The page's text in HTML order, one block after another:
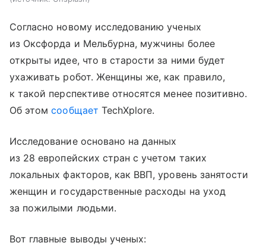
Согласно новому исследованию ученых
из Оксфорда и Мельбурна, мужчины более
открыты идее, что в старости за ними будет
ухаживать робот. Женщины же, как правило,
к такой перспективе относятся менее позитивно.
Об этомсообщает TechXplore.
Исследование основано на данных
из 28 европейских стран с учетом таких
локальных факторов, как ВВП, уровень занятости
женщин и государственные расходы на уход
за пожилыми людьми.
Вот главные выводы ученых: